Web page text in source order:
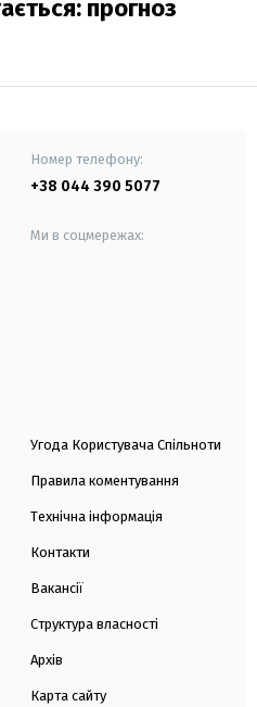
прогноз
Номер телефону:
+38 044 390 5077
Ми в соцмережах:
Угода Користувача Спільноти
Правила коментування
Технічна інформація
Контакти
Вакансії
Структура власності
Архів
Карта сайту